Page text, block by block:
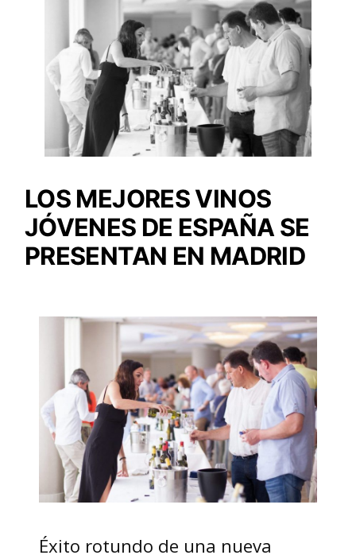
LOS MEJORES VINOS
JÓVENES DE ESPAÑA SE
PRESENTAN EN MADRID
Éxito rotundo de una nueva